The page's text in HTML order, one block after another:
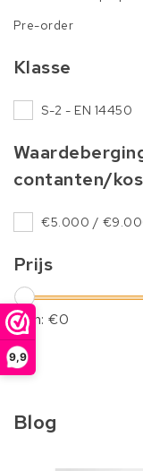
9,9
Pre-order
Klasse
S-2 - EN 14450
contanten/
€5.000 /
Prijs
Min: €0
Blog